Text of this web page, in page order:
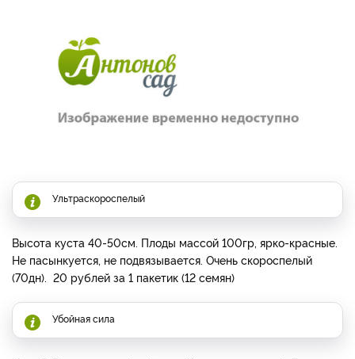
Ультраскороспелый
Высота куста 40-50см. Плоды массой 100гр, ярко-красные.
Не пасынкуется, не подвязывается. Очень скороспелый
(70дн). 20 рублей за 1 пакетик (12 семян)
Убойная сила